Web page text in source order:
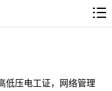
低压电工证，网络管理